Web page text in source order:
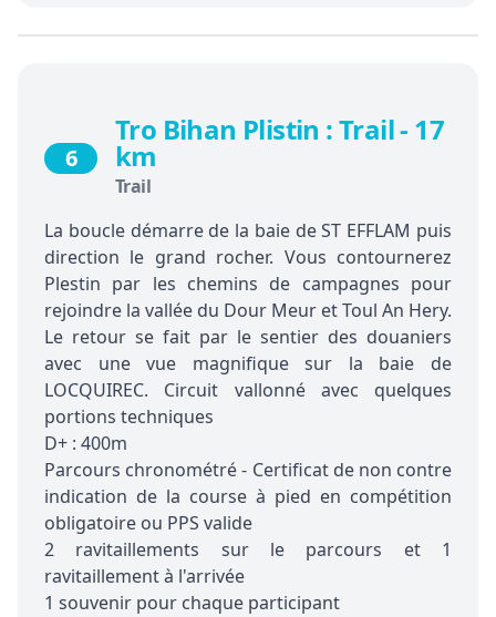
6
Tro Bihan Plistin : Trail - 17
km
Trail
La boucle démarre de la baie de ST EFFLAM puis
direction le grand rocher. Vous contournerez
Plestin par les chemins de campagnes pour
rejoindre la vallée du Dour Meur et Toul An Hery.
Le retour se fait par le sentier des douaniers
avec une vue magnifique sur la baie de
LOCQUIREC. Circuit vallonné avec quelques
portions techniques
D+ : 400m
Parcours chronométré - Certificat de non contre
indication de la course à pied en compétition
obligatoire ou PPS valide
2 ravitaillements sur le parcours et 1
ravitaillement à l'arrivée
1 souvenir pour chaque participant